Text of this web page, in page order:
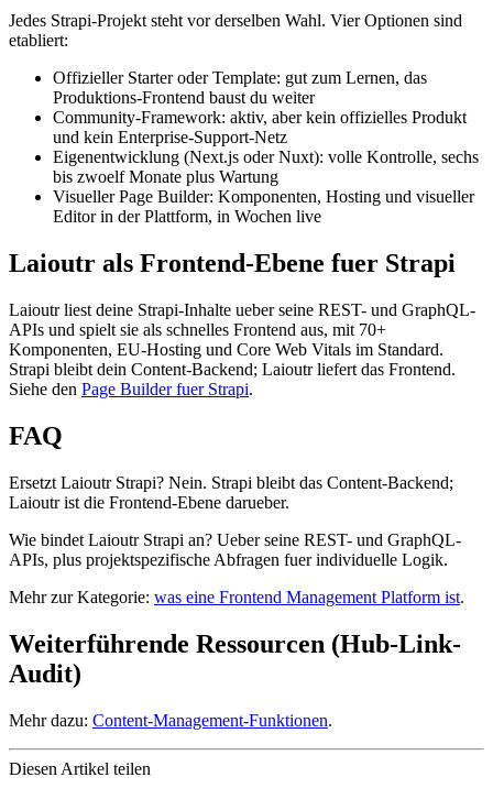
Jedes Strapi-Projekt steht vor derselben Wahl. Vier Optionen sind
etabliert:
Offizieller Starter oder Template: gut zum Lernen, das
Produktions-Frontend baust du weiter
Community-Framework: aktiv, aber kein offizielles Produkt
und kein Enterprise-Support-Netz
Eigenentwicklung (Next.js oder Nuxt): volle Kontrolle, sechs
bis zwoelf Monate plus Wartung
Visueller Page Builder: Komponenten, Hosting und visueller
Editor in der Plattform, in Wochen live
Laioutr als Frontend-Ebene fuer Strapi
Laioutr liest deine Strapi-Inhalte ueber seine REST- und GraphQL-
APIs und spielt sie als schnelles Frontend aus, mit 70+
Komponenten, EU-Hosting und Core Web Vitals im Standard.
Strapi bleibt dein Content-Backend; Laioutr liefert das Frontend.
Siehe den Page Builder fuer Strapi.
FAQ
Ersetzt Laioutr Strapi? Nein. Strapi bleibt das Content-Backend;
Laioutr ist die Frontend-Ebene darueber.
Wie bindet Laioutr Strapi an? Ueber seine REST- und GraphQL-
APIs, plus projektspezifische Abfragen fuer individuelle Logik.
Mehr zur Kategorie: was eine Frontend Management Platform ist.
Weiterführende Ressourcen (Hub-Link-
Audit)
Mehr dazu: Content-Management-Funktionen.
Diesen Artikel teilen